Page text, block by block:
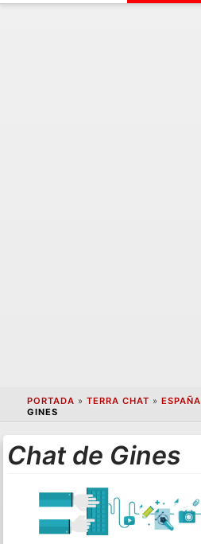
PORTADA » TERRA CHAT » ESPAÑA
GINES
Chat de Gines